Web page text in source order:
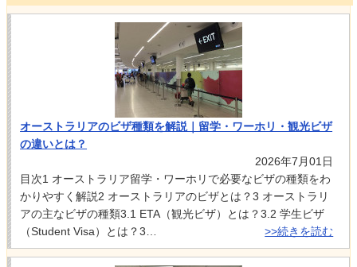
オーストラリアのビザ種類を解説｜留学・ワーホリ・観光ビザ
の違いとは？
2026年7月01日
目次1 オーストラリア留学・ワーホリで必要なビザの種類をわ
かりやすく解説2 オーストラリアのビザとは？3 オーストラリ
アの主なビザの種類3.1 ETA（観光ビザ）とは？3.2 学生ビザ
（Student Visa）とは？3…
>>続きを読む